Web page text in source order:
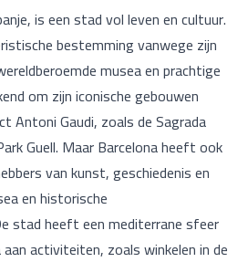
is een stad vol leven en cultuur.
bestemming vanwege zijn
musea en prachtige
om zijn iconische gebouwen
Antoni Gaudi, zoals de Sagrada
Guell. Maar Barcelona heeft ook
van kunst, geschiedenis en
en historische
stad heeft een mediterrane sfeer
activiteiten, zoals winkelen in de